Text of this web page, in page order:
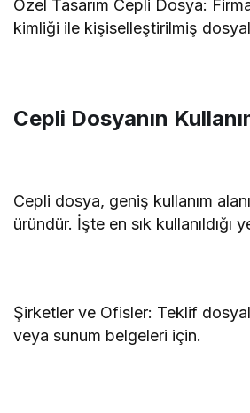
Özel Tasarım Cepli Dosya:
kimliği ile kişiselleştirilmiş
Cepli Dosyanın
Cepli dosya, geniş kullanım
üründür. İşte en sık kullanıldığı
Şirketler ve Ofisler: Teklif
veya sunum belgeleri için.